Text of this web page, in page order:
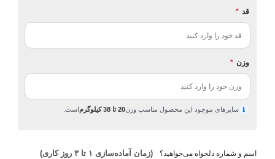
قد *
وزن *
ℹ سایزهای موجود این محصول مناسب وزن20 تا 38 کیلوگرم است.
اسم و شماره دلخواه می‌خواهید؟ (زمان آماده‌سازی ۱ تا ۳ روز کاری)